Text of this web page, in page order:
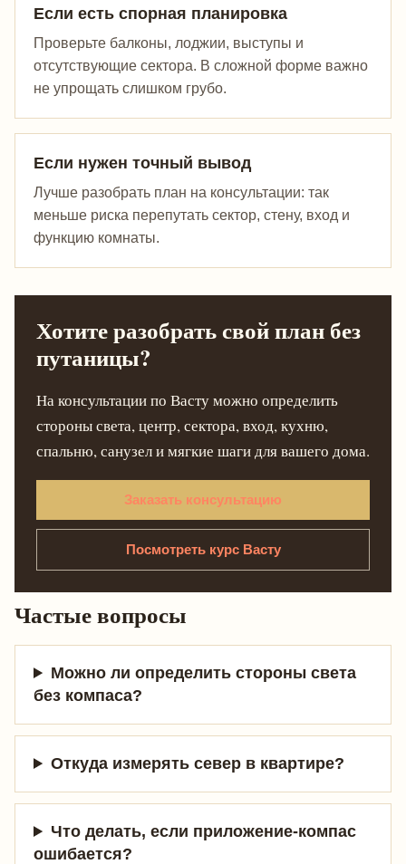
Если есть спорная планировка
Проверьте балконы, лоджии, выступы и
отсутствующие сектора. В сложной форме важно
не упрощать слишком грубо.
Если нужен точный вывод
Лучше разобрать план на консультации: так
меньше риска перепутать сектор, стену, вход и
функцию комнаты.
Хотите разобрать свой план без
путаницы?
На консультации по Васту можно определить
стороны света, центр, сектора, вход, кухню,
спальню, санузел и мягкие шаги для вашего дома.
Заказать консультацию
Посмотреть курс Васту
Частые вопросы
Можно ли определить стороны света
без компаса?
Откуда измерять север в квартире?
Что делать, если приложение-компас
ошибается?